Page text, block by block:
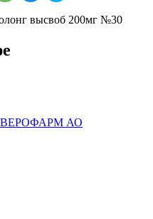
ВЕРОФАРМ АО